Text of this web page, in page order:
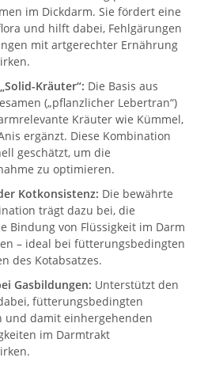
im Dickdarm. Sie fördert eine
und hilft dabei, Fehlgärungen
mit artgerechter Ernährung
Kräuter“: Die Basis aus
(„pflanzlicher Lebertran“)
Kräuter wie Kümmel,
ergänzt. Diese Kombination
geschätzt, um die
zu optimieren.
Kotkonsistenz: Die bewährte
trägt dazu bei, die
Bindung von Flüssigkeit im Darm
– ideal bei fütterungsbedingten
des Kotabsatzes.
Gasbildungen: Unterstützt den
fütterungsbedingten
und damit einhergehenden
im Darmtrakt